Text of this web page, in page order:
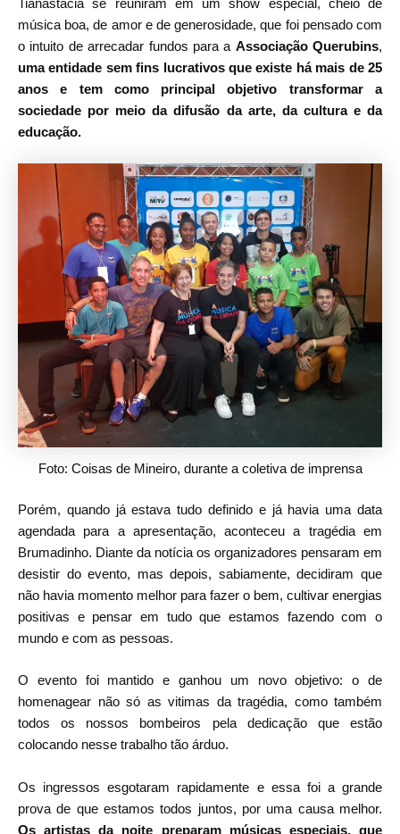
Tianastácia se reuniram em um show especial, cheio de
música boa, de amor e de generosidade, que foi pensado com
o intuito de arrecadar fundos para a Associação Querubins,
uma entidade sem fins lucrativos que existe há mais de 25
anos e tem como principal objetivo transformar a
sociedade por meio da difusão da arte, da cultura e da
educação.
Foto: Coisas de Mineiro, durante a coletiva de imprensa
Porém, quando já estava tudo definido e já havia uma data
agendada para a apresentação, aconteceu a tragédia em
Brumadinho. Diante da notícia os organizadores pensaram em
desistir do evento, mas depois, sabiamente, decidiram que
não havia momento melhor para fazer o bem, cultivar energias
positivas e pensar em tudo que estamos fazendo com o
mundo e com as pessoas.
O evento foi mantido e ganhou um novo objetivo: o de
homenagear não só as vitimas da tragédia, como também
todos os nossos bombeiros pela dedicação que estão
colocando nesse trabalho tão árduo.
Os ingressos esgotaram rapidamente e essa foi a grande
prova de que estamos todos juntos, por uma causa melhor.
Os artistas da noite preparam músicas especiais, que